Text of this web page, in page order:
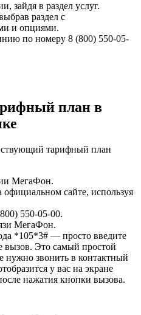
зайдя в раздел услуг.
раздел с
и опциями.
по номеру 8 (800) 550-05-
план в
тарифный план
МегаФон.
официальном сайте, используя
550-05-00.
МегаФон.
*105*3# — просто введите
вызов. Это самый простой
нужно звонить в контактный
у вас на экране
нажатия кнопки вызова.